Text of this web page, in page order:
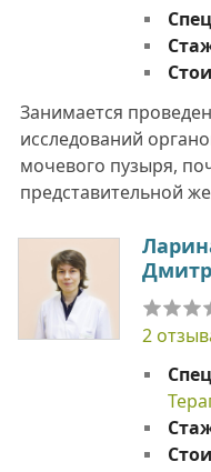
Занимается
исследований
мочевого пузыря,
представительной
2